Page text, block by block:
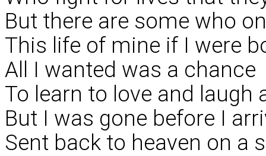
But there are some who
This life of mine if I were
All I wanted was a chance
To learn to love and laugh
But I was gone before I
Sent back to heaven on a